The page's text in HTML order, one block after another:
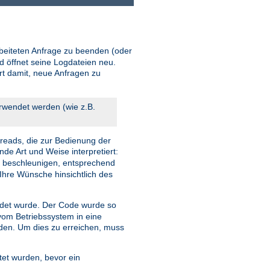
Anfrage zu beenden (oder
öffnet seine Logdateien neu.
damit, neue Anfragen zu
werden (wie z.B.
die zur Bedienung der
Art und Weise interpretiert:
entsprechend
Wünsche hinsichtlich des
wurde. Der Code wurde so
Betriebssystem in eine
Um dies zu erreichen, muss
wurden, bevor ein